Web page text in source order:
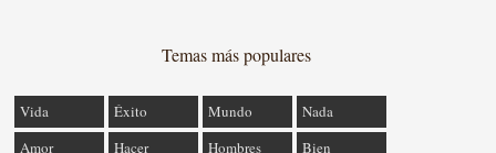
Temas más populares
Vida Éxito Mundo
Nada
Amor
Hacer Hombres Bien